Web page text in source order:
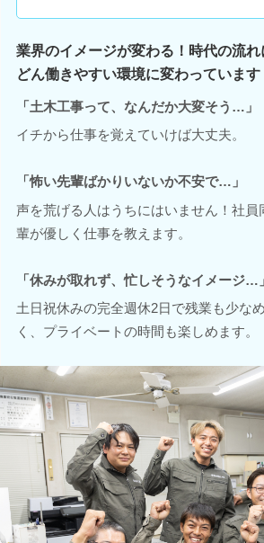
業界のイメージが変わる！時代の流
どん働きやすい環境に変わっています
「土木工事って、なんだか大変そう…」
イチから仕事を覚えていけば大丈夫。
「怖い先輩ばかりいないか不安で…」
声を荒げる人はうちにはいません！社員
輩が優しく仕事を教えます。
「休みが取れず、忙しそうなイメージ…」
土日祝休みの完全週休2日で残業も少な
く、プライベートの時間も楽しめます。